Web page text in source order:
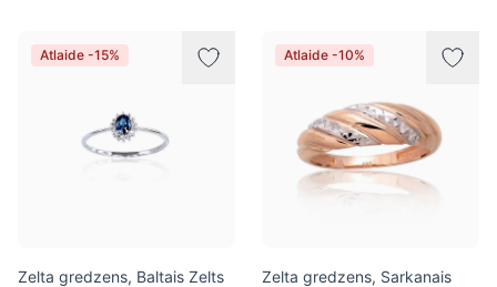
Atlaide -15%
Zelta gredzens, Baltais Zelts
Atlaide -10%
Zelta gredzens, Sarkanais